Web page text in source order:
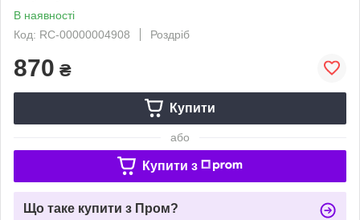
В наявності
Код: RC-00000004908
Роздріб
870 ₴
Купити
або
Купити з
Що таке купити з Пром?